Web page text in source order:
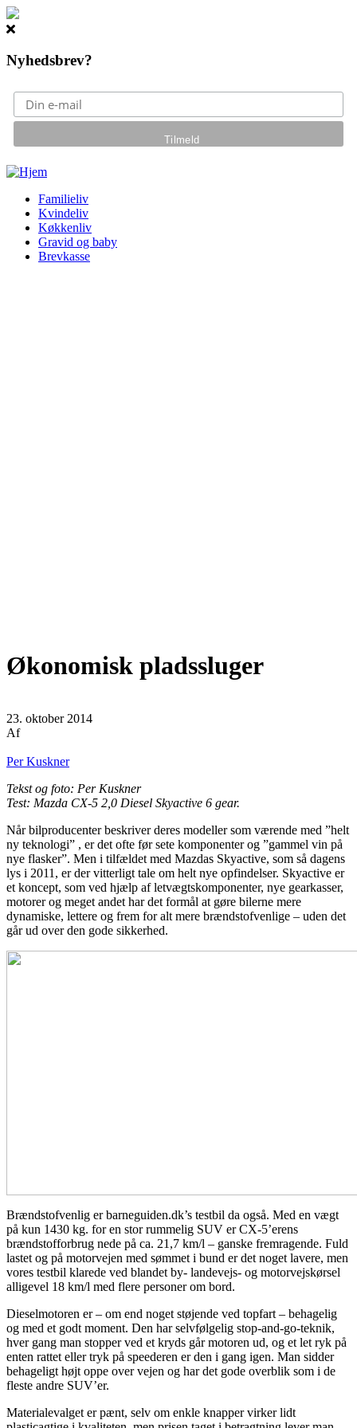
Nyhedsbrev?
Gå til hovedindhold
Familieliv
Kvindeliv
Køkkenliv
Gravid og baby
Brevkasse
Økonomisk pladssluger
23. oktober 2014
Af
Per Kuskner
Tekst og foto: Per Kuskner
Test: Mazda CX-5 2,0 Diesel Skyactive 6 gear.
Når bilproducenter beskriver deres modeller som værende med ”helt
ny teknologi” , er det ofte før sete komponenter og ”gammel vin på
nye flasker”. Men i tilfældet med Mazdas Skyactive, som så dagens
lys i 2011, er der vitterligt tale om helt nye opfindelser. Skyactive er
et koncept, som ved hjælp af letvægtskomponenter, nye gearkasser,
motorer og meget andet har det formål at gøre bilerne mere
dynamiske, lettere og frem for alt mere brændstofvenlige – uden det
går ud over den gode sikkerhed.
Brændstofvenlig er barneguiden.dk’s testbil da også. Med en vægt
på kun 1430 kg. for en stor rummelig SUV er CX-5’erens
brændstofforbrug nede på ca. 21,7 km/l – ganske fremragende. Fuld
lastet og på motorvejen med sømmet i bund er det noget lavere, men
vores testbil klarede ved blandet by- landevejs- og motorvejskørsel
alligevel 18 km/l med flere personer om bord.
Dieselmotoren er – om end noget støjende ved topfart – behagelig
og med et godt moment. Den har selvfølgelig stop-and-go-teknik,
hver gang man stopper ved et kryds går motoren ud, og et let ryk på
enten rattet eller tryk på speederen er den i gang igen. Man sidder
behageligt højt oppe over vejen og har det gode overblik som i de
fleste andre SUV’er.
Materialevalget er pænt, selv om enkle knapper virker lidt